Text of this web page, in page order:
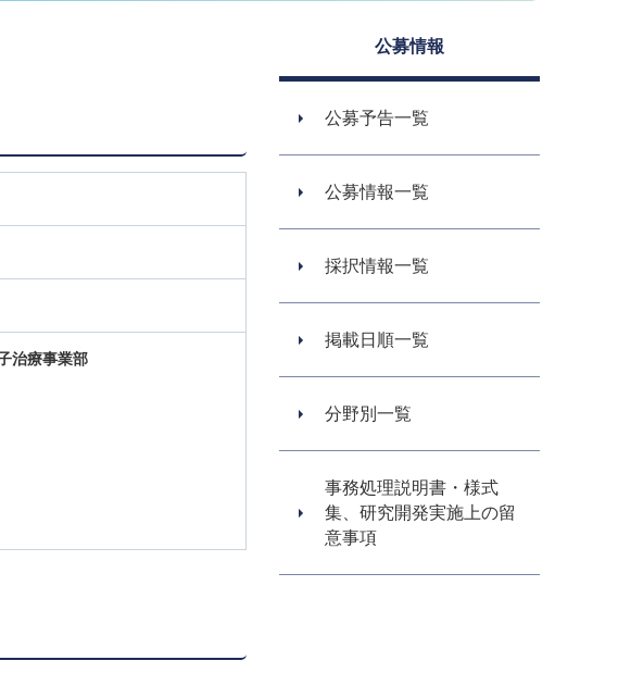
治療事業部
公募情報
公募予告一覧
公募情報一覧
採択情報一覧
掲載日順一覧
分野別一覧
事務処理説明書・様式
集、研究開発実施上の留
意事項